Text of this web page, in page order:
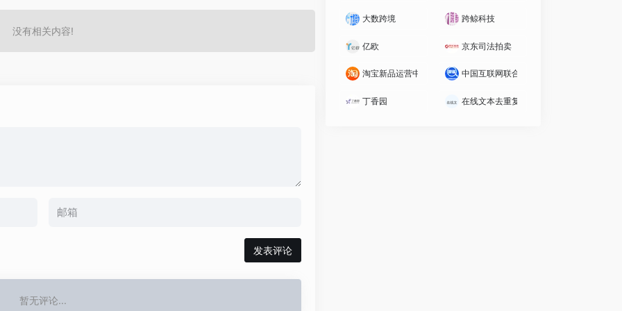
没有相关内容!
发表评论
暂无评论...
大数跨境 跨鲸科技
亿欧 京东司法拍卖
淘宝新品运营中心(C店) 中国互联网联合辟谣平台
丁香园 在线文本去重复工具